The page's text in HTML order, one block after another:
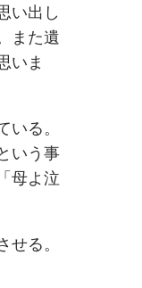
い出し
また遺
いま
る。
いう事
母よ泣
る。